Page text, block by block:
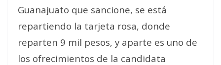
Guanajuato que sancione, se está
repartiendo la tarjeta rosa, donde
reparten 9 mil pesos, y aparte es uno de
los ofrecimientos de la candidata